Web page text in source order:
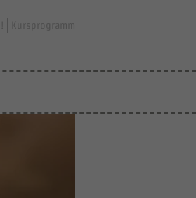
Kursprogramm